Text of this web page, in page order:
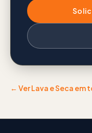
← VerLava e Seca em